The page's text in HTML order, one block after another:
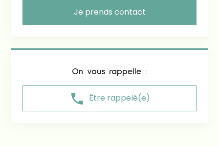
Je prends contact
On vous rappelle :
phone Être rappelé(e)